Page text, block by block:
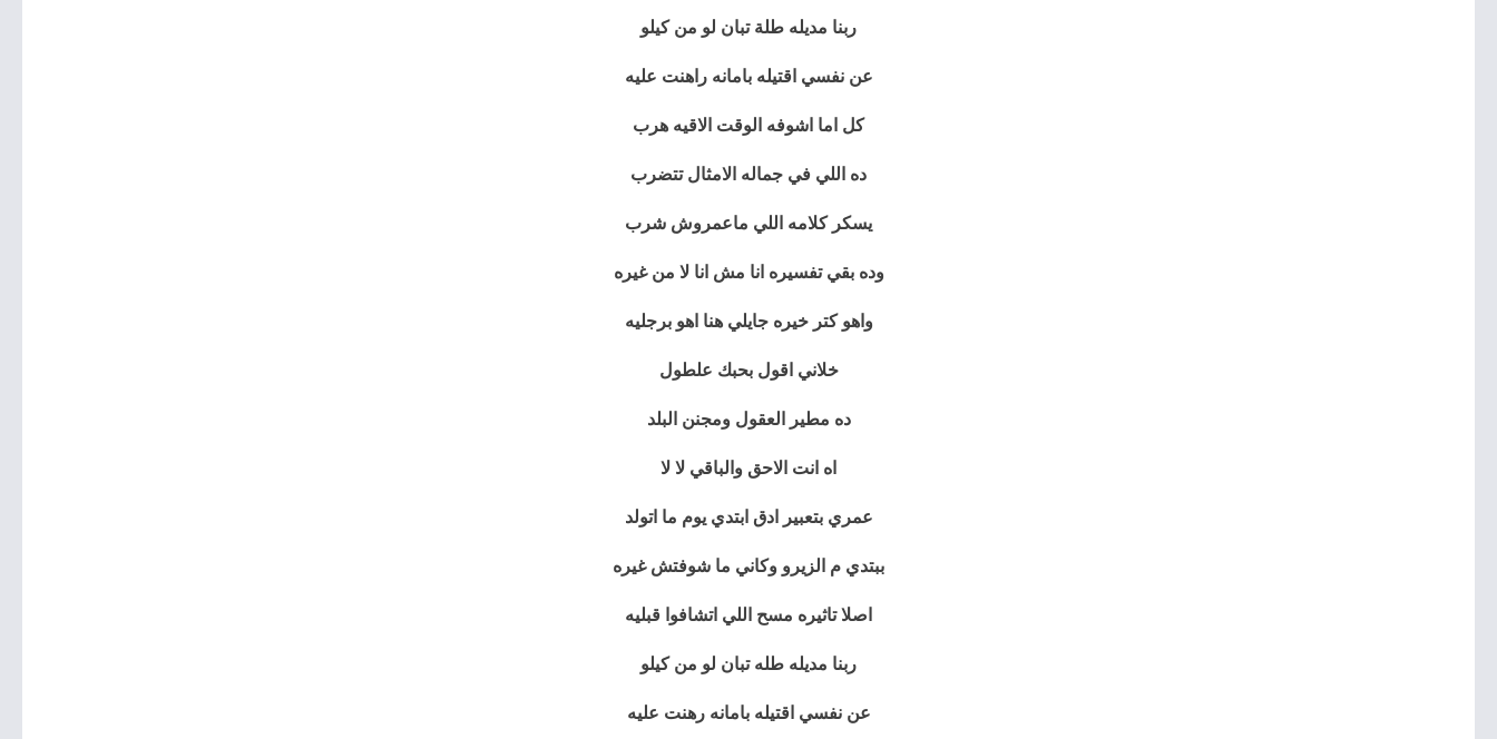
ربنا مديله طلة تبان لو من كيلو
عن نفسي اقتيله بامانه راهنت عليه
كل اما اشوفه الوقت الاقيه هرب
ده اللي في جماله الامثال تتضرب
يسكر كلامه اللي ماعمروش شرب
وده بقي تفسيره انا مش انا لا من غيره
واهو كتر خيره جايلي هنا اهو برجليه
خلاني اقول بحبك علطول
ده مطير العقول ومجنن البلد
اه انت الاحق والباقي لا لا
عمري بتعبير ادق ابتدي يوم ما اتولد
ببتدي م الزيرو وكاني ما شوفتش غيره
اصلا تاثيره مسح اللي اتشافوا قبليه
ربنا مديله طله تبان لو من كيلو
عن نفسي اقتيله بامانه رهنت عليه